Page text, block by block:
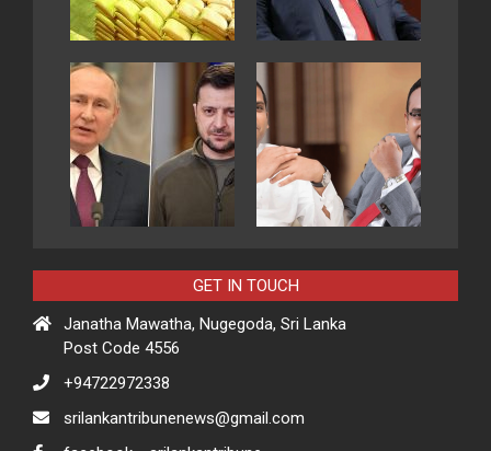
GET IN TOUCH
Janatha Mawatha, Nugegoda, Sri Lanka
Post Code 4556
+94722972338
srilankantribunenews@gmail.com